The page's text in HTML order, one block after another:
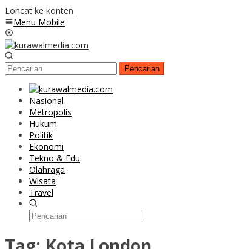
Loncat ke konten
Menu Mobile
Pencarian
Nasional
Metropolis
Hukum
Politik
Ekonomi
Tekno & Edu
Olahraga
Wisata
Travel